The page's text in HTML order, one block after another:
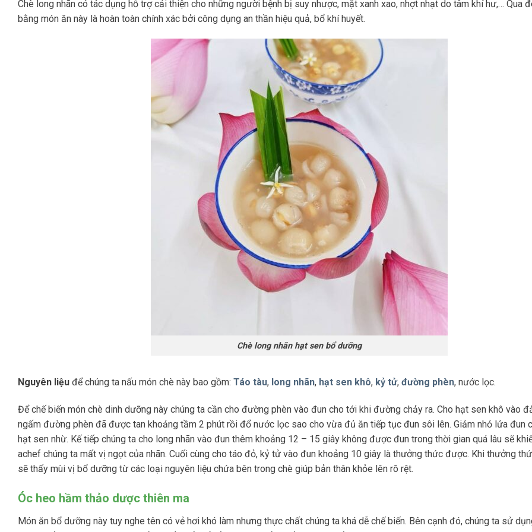
Chè long nhãn có tác dụng hỗ trợ cải thiện cho những người bệnh bị suy nhược, mặt xanh xao, nhợt nhạt do tâm khí hư,… Qua
bằng món ăn này là hoàn toàn chính xác bởi công dụng an thần hiệu quả, bổ khí huyết.
Chè long nhãn hạt sen bổ dưỡng
Nguyên liệu để chúng ta nấu món chè này bao gồm: Táo tàu, long nhãn, hạt sen khô, kỷ tử, đường phèn, nước lọc.
Để chế biến món chè dinh dưỡng này chúng ta cần cho đường phèn vào đun cho tới khi đường chảy ra. Cho hạt sen khô vào
ngấm đường phèn đã được tan khoảng tầm 2 phút rồi đổ nước lọc sao cho vừa đủ ăn tiếp tục đun sôi lên. Giảm nhỏ lửa đun
hạt sen nhừ. Kế tiếp chúng ta cho long nhãn vào đun thêm khoảng 12 – 15 giây không được đun trong thời gian quá lâu sẽ
achef chúng ta mất vị ngọt của nhãn. Cuối cùng cho táo đỏ, kỷ tử vào đun khoảng 10 giây là thưởng thức được. Khi thưởng
sẽ thấy mùi vị bổ dưỡng từ các loại nguyên liệu chứa bên trong chè giúp bản thân khỏe lên rõ rệt.
Óc heo hầm thảo dược thiên ma
Món ăn bổ dưỡng này tuy nghe tên có vẻ hơi khó làm nhưng thực chất chúng ta khá dễ chế biến. Bên cạnh đó, chúng ta sử